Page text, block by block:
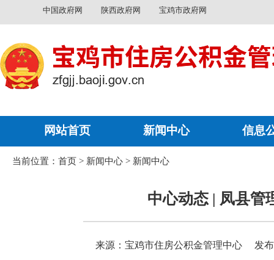
中国政府网 陕西政府网 宝鸡市政府网
网站首页 新闻中心 信息
当前位置： 首页 > 新闻中心 > 新闻中心
中心动态 | 凤县管
来源：宝鸡市住房公积金管理中心 发